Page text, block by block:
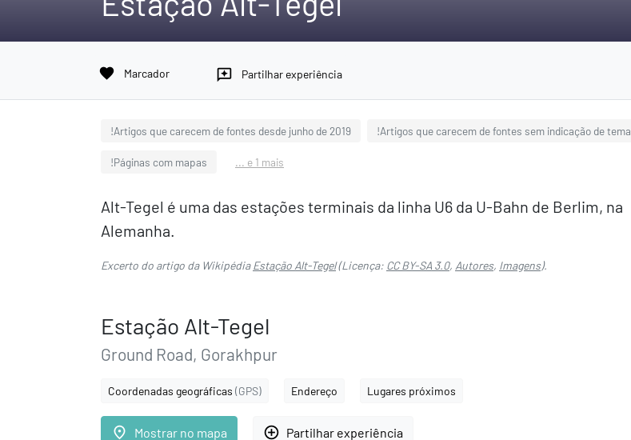
favorite Marcador reviews Partilhar experiência
!Artigos que carecem de fontes desde junho de 2019 !Artigos que carecem de fontes sem indicação de tema
!Páginas com mapas ... e 1 mais
Alt-Tegel é uma das estações terminais da linha U6 da U-Bahn de Berlim, na
Alemanha.
Excerto do artigo da WikipédiaEstação Alt-Tegel(Licença: CC BY-SA 3.0, Autores, Imagens).
Estação Alt-Tegel
Ground Road, Gorakhpur
Coordenadas geográficas (GPS) Endereço Lugares próximos
place Mostrar no mapa add_circle_outline Partilhar experiência